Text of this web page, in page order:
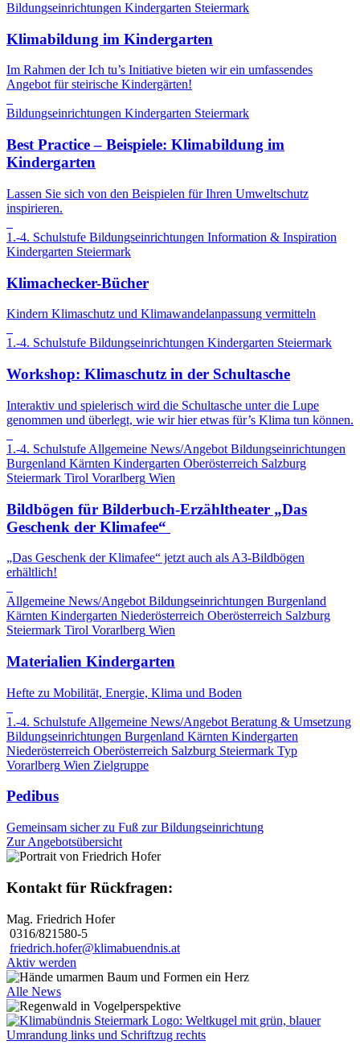
Bildungseinrichtungen Kindergarten Steiermark
Klimabildung im Kindergarten
Im Rahmen der Ich tu’s Initiative bieten wir ein umfassendes
Angebot für steirische Kindergärten!
Bildungseinrichtungen Kindergarten Steiermark
Best Practice – Beispiele: Klimabildung im
Kindergarten
Lassen Sie sich von den Beispielen für Ihren Umweltschutz
inspirieren.
1.-4. Schulstufe Bildungseinrichtungen Information & Inspiration
Kindergarten Steiermark
Klimachecker-Bücher
Kindern Klimaschutz und Klimawandelanpassung vermitteln
1.-4. Schulstufe Bildungseinrichtungen Kindergarten Steiermark
Workshop: Klimaschutz in der Schultasche
Interaktiv und spielerisch wird die Schultasche unter die Lupe
genommen und überlegt, wie wir hier etwas für’s Klima tun können.
1.-4. Schulstufe Allgemeine News/Angebot Bildungseinrichtungen
Burgenland Kärnten Kindergarten Oberösterreich Salzburg
Steiermark Tirol Vorarlberg Wien
Bildbögen für Bilderbuch-Erzähltheater „Das
Geschenk der Klimafee“
„Das Geschenk der Klimafee“ jetzt auch als A3-Bildbögen
erhältlich!
Allgemeine News/Angebot Bildungseinrichtungen Burgenland
Kärnten Kindergarten Niederösterreich Oberösterreich Salzburg
Steiermark Tirol Vorarlberg Wien
Materialien Kindergarten
Hefte zu Mobilität, Energie, Klima und Boden
1.-4. Schulstufe Allgemeine News/Angebot Beratung & Umsetzung
Bildungseinrichtungen Burgenland Kärnten Kindergarten
Niederösterreich Oberösterreich Salzburg Steiermark Typ
Vorarlberg Wien Zielgruppe
Pedibus
Gemeinsam sicher zu Fuß zur Bildungseinrichtung
Zur Angebotsübersicht
Kontakt für Rückfragen:
Mag. Friedrich Hofer
0316/821580-5
friedrich.hofer@klimabuendnis.at
Aktiv werden
Alle News